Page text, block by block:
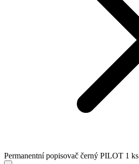
Permanentní popisovač černý PILOT 1 ks